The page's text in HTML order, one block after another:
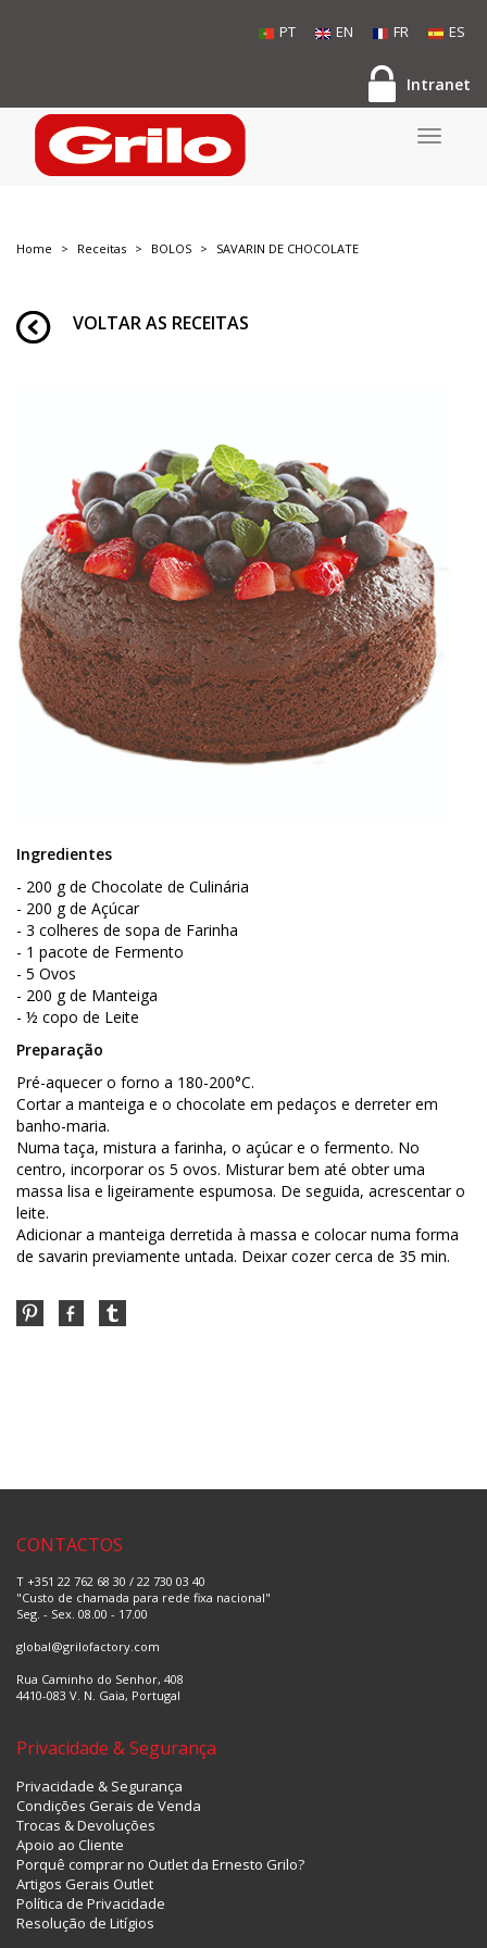
PT EN FR ES
Intranet
Toggle
Home Receitas BOLOS SAVARIN DE CHOCOLATE
VOLTAR AS RECEITAS
Ingredientes
- 200 g de Chocolate de Culinária
- 200 g de Açúcar
- 3 colheres de sopa de Farinha
- 1 pacote de Fermento
- 5 Ovos
- 200 g de Manteiga
- ½ copo de Leite
Preparação
Pré-aquecer o forno a 180-200°C.
Cortar a manteiga e o chocolate em pedaços e derreter em
banho-maria.
Numa taça, mistura a farinha, o açúcar e o fermento. No
centro, incorporar os 5 ovos. Misturar bem até obter uma
massa lisa e ligeiramente espumosa. De seguida, acrescentar o
leite.
Adicionar a manteiga derretida à massa e colocar numa forma
de savarin previamente untada. Deixar cozer cerca de 35 min.
CONTACTOS
T +351 22 762 68 30 / 22 730 03 40
"Custo de chamada para rede fixa nacional"
Seg. - Sex. 08.00 - 17.00
global@grilofactory.com
Rua Caminho do Senhor, 408
4410-083 V. N. Gaia, Portugal
Privacidade & Segurança
Privacidade & Segurança
Condições Gerais de Venda
Trocas & Devoluções
Apoio ao Cliente
Porquê comprar no Outlet da Ernesto Grilo?
Artigos Gerais Outlet
Política de Privacidade
Resolução de Litígios